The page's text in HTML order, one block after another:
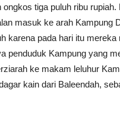
tiga puluh ribu
masuk ke arah Kampung
karena pada hari itu mereka
penduduk Kampung yang
ke makam leluhur
kain dari Baleendah,